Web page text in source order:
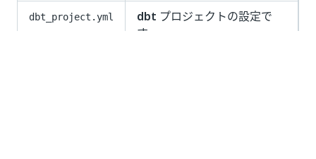
dbt_project.yml dbt プロジェクトの設定で
す。